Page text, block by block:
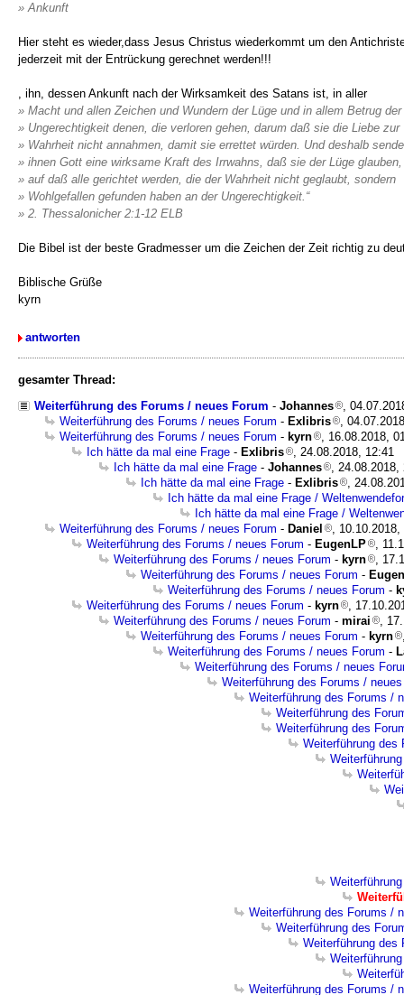
» Ankunft
Hier steht es wieder,dass Jesus Christus wiederkommt um den
jederzeit mit der Entrückung gerechnet werden!!!
, ihn, dessen Ankunft nach der Wirksamkeit des Satans ist, in aller
» Macht und allen Zeichen und Wundern der Lüge und in allem Betrug der
» Ungerechtigkeit denen, die verloren gehen, darum daß sie die Liebe zur
» Wahrheit nicht annahmen, damit sie errettet würden. Und deshalb
» ihnen Gott eine wirksame Kraft des Irrwahns, daß sie der Lüge glauben,
» auf daß alle gerichtet werden, die der Wahrheit nicht geglaubt, sondern
» Wohlgefallen gefunden haben an der Ungerechtigkeit.“
» ‭‭2. Thessalonicher‬ ‭2:1-12‬ ‭ELB‬‬
Die Bibel ist der beste Gradmesser um die Zeichen der Zeit richtig zu
Biblische Grüße
kyrn
antworten
gesamter Thread:
Weiterführung des Forums / neues Forum - Johannes
,
Weiterführung des Forums / neues Forum - Exlibris
,
Weiterführung des Forums / neues Forum - kyrn
, 16.08.2018,
Ich hätte da mal eine Frage - Exlibris
, 24.08.2018, 12:41
Ich hätte da mal eine Frage - Johannes
, 24.08.2018,
Ich hätte da mal eine Frage - Exlibris
,
Ich hätte da mal eine Frage /
Ich hätte da mal eine Frage /
Weiterführung des Forums / neues Forum - Daniel
, 10.10.2018,
Weiterführung des Forums / neues Forum - EugenLP
,
Weiterführung des Forums / neues Forum - kyrn
,
Weiterführung des Forums / neues Forum -
Weiterführung des Forums / neues Forum -
Weiterführung des Forums / neues Forum - kyrn
,
Weiterführung des Forums / neues Forum - mirai
,
Weiterführung des Forums / neues Forum - kyrn
Weiterführung des Forums / neues Forum -
Weiterführung des Forums / neues
Weiterführung des Forums /
Weiterführung des Forums /
Weiterführung des
Weiterführung des
Weiterführung des
Weiterführung des Forums /
Weiterführung des
Weiterführung des
Weiterführung des Forums /